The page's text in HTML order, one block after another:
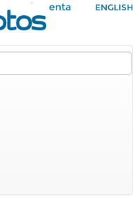
Mi Cuenta ENGLISH